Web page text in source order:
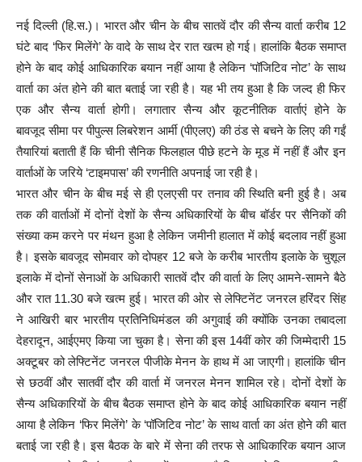
नई दिल्ली (हि.स.)। भारत और चीन के बीच सातवें दौर की सैन्य वार्ता करीब 12
घंटे बाद ‘फिर मिलेंगे’ के वादे के साथ देर रात खत्म हो गई। हालांकि बैठक समाप्त
होने के बाद कोई आधिकारिक बयान नहीं आया है लेकिन ‘पॉजिटिव नोट’ के साथ
वार्ता का अंत होने की बात बताई जा रही है। यह भी तय हुआ है कि जल्द ही फिर
एक और सैन्य वार्ता होगी। लगातार सैन्य और कूटनीतिक वार्ताएं होने के
बावजूद सीमा पर पीपुल्स लिबरेशन आर्मी (पीएलए) की ठंड से बचने के लिए की गईं
तैयारियां बताती हैं कि चीनी सैनिक फिलहाल पीछे हटने के मूड में नहीं हैं और इन
वार्ताओं के जरिये ‘टाइमपास’ की रणनीति अपनाई जा रही है।
भारत और चीन के बीच मई से ही एलएसी पर तनाव की स्थिति बनी हुई है। अब
तक की वार्ताओं में दोनों देशों के सैन्य अधिकारियों के बीच बॉर्डर पर सैनिकों की
संख्या कम करने पर मंथन हुआ है लेकिन जमीनी हालात में कोई बदलाव नहीं हुआ
है। इसके बावजूद सोमवार को दोपहर 12 बजे के करीब भारतीय इलाके के चुशूल
इलाके में दोनों सेनाओं के अधिकारी सातवें दौर की वार्ता के लिए आमने-सामने बैठे
और रात 11.30 बजे खत्म हुई। भारत की ओर से लेफ्टिनेंट जनरल हरिंदर सिंह
ने आखिरी बार भारतीय प्रतिनिधिमंडल की अगुवाई की क्योंकि उनका तबादला
देहरादून, आईएमए किया जा चुका है। सेना की इस 14वीं कोर की जिम्मेदारी 15
अक्टूबर को लेफ्टिनेंट जनरल पीजीके मेनन के हाथ में आ जाएगी। हालांकि चीन
से छठवीं और सातवीं दौर की वार्ता में जनरल मेनन शामिल रहे​​। दोनों देशों के
सैन्य अधिकारियों के बीच बैठक समाप्त होने के बाद कोई आधिकारिक बयान नहीं
आया है लेकिन ‘फिर मिलेंगे’ के ‘पॉजिटिव नोट’ के साथ वार्ता का अंत होने की बात
बताई जा रही है। ​इस बैठक के बारे में सेना की तरफ से आधिकारिक​ बयान आज